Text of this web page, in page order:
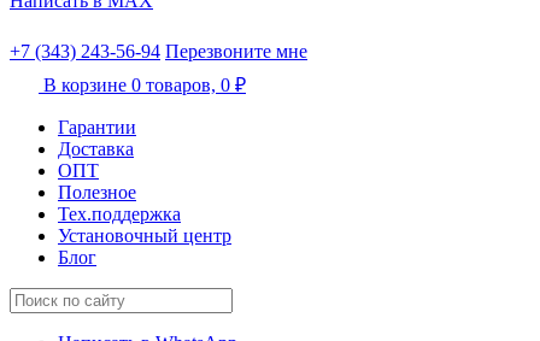
+7 (343) 243-56-94 Перезвоните мне
В корзине 0 товаров, 0 ₽
Гарантии
Доставка
ОПТ
Полезное
Тех.поддержка
Установочный центр
Блог